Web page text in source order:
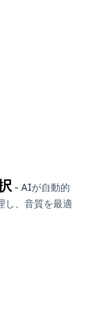
- AIが自動的
し、音質を最適